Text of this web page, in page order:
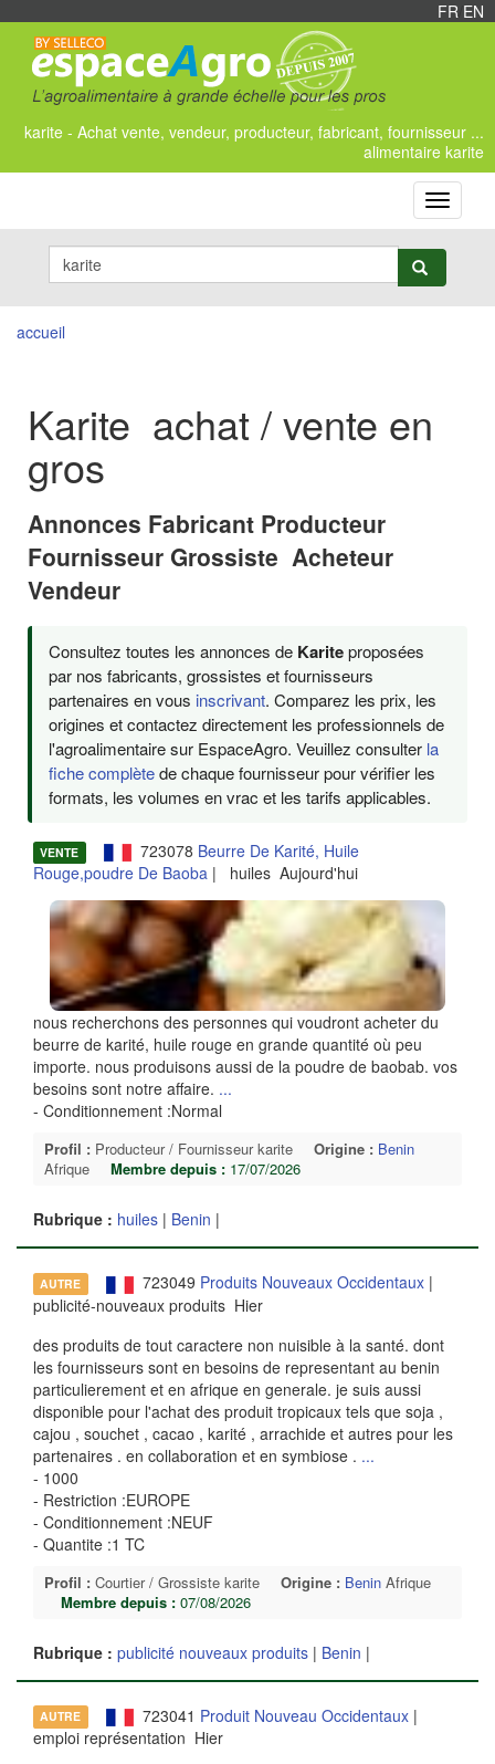
FR EN
karite - Achat vente, vendeur, producteur, fabricant, fournisseur ...
alimentaire karite
Toggle
accueil
Karite achat / vente en
gros
Annonces Fabricant Producteur
Fournisseur Grossiste Acheteur
Vendeur
Consultez toutes les annonces de Kariteproposées
par nos fabricants, grossistes et fournisseurs
partenaires en vous inscrivant. Comparez les prix, les
origines et contactez directement les professionnels de
l'agroalimentaire sur EspaceAgro. Veuillez consulter la
fiche complètede chaque fournisseur pour vérifier les
formats, les volumes en vrac et les tarifs applicables.
VENTE 723078 Beurre De Karité, Huile
Rouge,poudre De Baoba | huiles Aujourd'hui
nous recherchons des personnes qui voudront acheter du
beurre de karité, huile rouge en grande quantité où peu
importe. nous produisons aussi de la poudre de baobab. vos
besoins sont notre affaire. ...
- Conditionnement :Normal
Profil : Producteur / Fournisseur karite Origine : Benin
Afrique
Membre depuis : 17/07/2026
Rubrique : huiles | Benin |
AUTRE 723049 Produits Nouveaux Occidentaux|
publicité-nouveaux produits Hier
des produits de tout caractere non nuisible à la santé. dont
les fournisseurs sont en besoins de representant au benin
particulierement et en afrique en generale. je suis aussi
disponible pour l'achat des produit tropicaux tels que soja ,
cajou , souchet , cacao , karité , arrachide et autres pour les
partenaires . en collaboration et en symbiose . ...
- 1000
- Restriction :EUROPE
- Conditionnement :NEUF
- Quantite :1 TC
Profil : Courtier / Grossiste karite Origine : Benin Afrique
Membre depuis : 07/08/2026
Rubrique : publicité nouveaux produits | Benin |
AUTRE 723041 Produit Nouveau Occidentaux|
emploi représentation Hier